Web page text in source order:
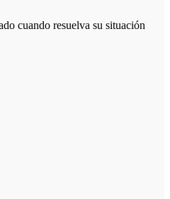
cuando resuelva su situación